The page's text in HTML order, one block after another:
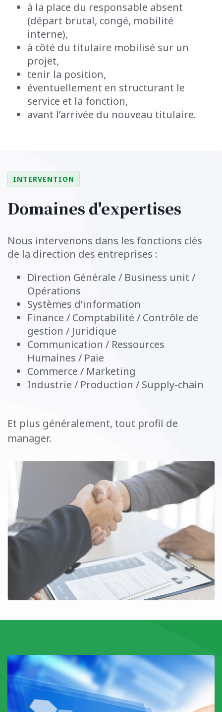
à la place du responsable absent
(départ brutal, congé, mobilité
interne),
à côté du titulaire mobilisé sur un
projet,
tenir la position,
éventuellement en structurant le
service et la fonction,
avant l’arrivée du nouveau titulaire.
INTERVENTION
Domaines d'expertises
Nous intervenons dans les fonctions clés
de la direction des entreprises :
Direction Générale / Business unit /
Opérations
Systèmes d’information
Finance / Comptabilité / Contrôle de
gestion / Juridique
Communication / Ressources
Humaines / Paie
Commerce / Marketing
Industrie / Production / Supply-chain
Et plus généralement, tout profil de
manager.